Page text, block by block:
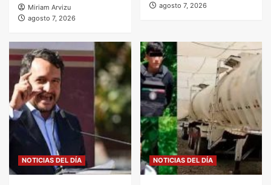
Miriam Arvizu
agosto 7, 2026
agosto 7, 2026
NOTICIAS DEL DÍA NOTICIAS DEL DÍA